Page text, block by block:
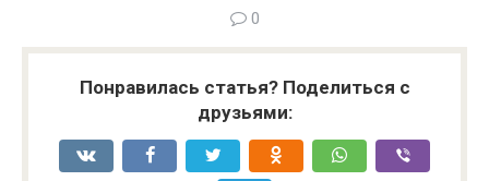
0
Понравилась статья? Поделиться с
друзьями: